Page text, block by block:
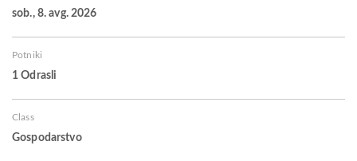
sob., 8. avg. 2026
Potniki
1 Odrasli
Class
Gospodarstvo